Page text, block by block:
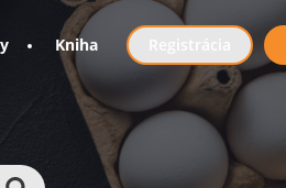
Kniha
User
account
menu
Registrácia